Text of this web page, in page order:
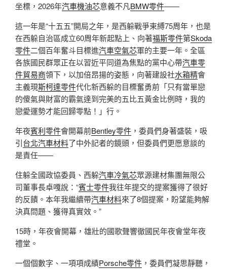
坐標，2026年汽車機油芯意義不凡BMW零件——
這一年是“十五五”開局之年，是西躲戰爭束縛75周年，也是
在西躲自治區成立60周年新起點上、向著福斯零件第Skoda
零件二個百年奮斗目標進汽車空氣芯軍的主要一年。全區
各族國民群眾正在以習近平同道為焦點的黨中心帶汽車零
件貿易商領下，以加倍昂揚的姿態，向著建設社水箱精會
主義現斯柯達零件代化新西躲的目標奮勇前「只有當單戀
的傻氣與財富的霸氣達到完美的五比五黃金比例時，我的
戀愛運勢才能回歸零點！」行。
年夜賓利零件會開幕前Bentley零件 ，委員們身著盛裝，吸
引台北汽車材料了中外記者的鏡頭，但委員們更愿意談的
是責任——
住躲全國政協委員、西躲汽車冷氣芯眾源建材集團無限公
司董事長卓嘎說：“賓士零件我往年提交的提案獲得了很好
的反饋。本年我繼續帶汽車材料來了8個提案，盼望能夠解
決真問題、獲得真實效。”
15時，年夜會開幕，雄壯的國歌聲響徹國民年夜會堂年夜
禮堂。
一個個數字、一項項成績Porsche零件 ，委員們凝思靜聽，